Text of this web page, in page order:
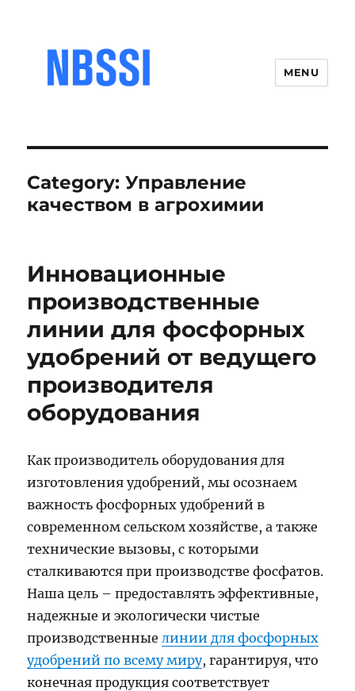
MENU
Category:Управление
качеством в агрохимии
Инновационные
производственные
линии для фосфорных
удобрений от ведущего
производителя
оборудования
Как производитель оборудования для
изготовления удобрений, мы осознаем
важность фосфорных удобрений в
современном сельском хозяйстве, а также
технические вызовы, с которыми
сталкиваются при производстве фосфатов.
Наша цель – предоставлять эффективные,
надежные и экологически чистые
производственные линии для фосфорных
удобрений по всему миру, гарантируя, что
конечная продукция соответствует